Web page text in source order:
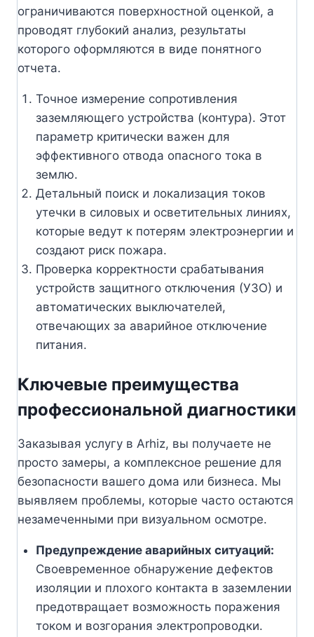
ограничиваются поверхностной оценкой, а
проводят глубокий анализ, результаты
которого оформляются в виде понятного
отчета.
Точное измерение сопротивления
заземляющего устройства (контура). Этот
параметр критически важен для
эффективного отвода опасного тока в
землю.
Детальный поиск и локализация токов
утечки в силовых и осветительных линиях,
которые ведут к потерям электроэнергии и
создают риск пожара.
Проверка корректности срабатывания
устройств защитного отключения (УЗО) и
автоматических выключателей,
отвечающих за аварийное отключение
питания.
Ключевые преимущества
профессиональной диагностики
Заказывая услугу в Arhiz, вы получаете не
просто замеры, а комплексное решение для
безопасности вашего дома или бизнеса. Мы
выявляем проблемы, которые часто остаются
незамеченными при визуальном осмотре.
Предупреждение аварийных ситуаций:
Своевременное обнаружение дефектов
изоляции и плохого контакта в заземлении
предотвращает возможность поражения
током и возгорания электропроводки.